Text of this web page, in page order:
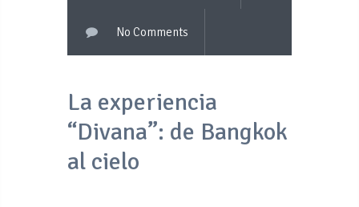
No Comments
La experiencia
“Divana”: de Bangkok
al cielo